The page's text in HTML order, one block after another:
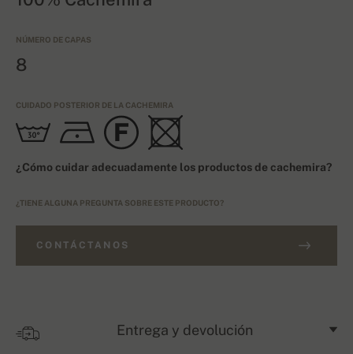
NÚMERO DE CAPAS
8
CUIDADO POSTERIOR DE LA CACHEMIRA
¿Cómo cuidar adecuadamente los productos de cachemira?
¿TIENE ALGUNA PREGUNTA SOBRE ESTE PRODUCTO?
CONTÁCTANOS
Entrega y devolución